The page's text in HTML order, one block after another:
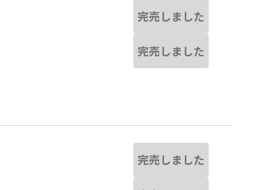
完売しました
完売しました
完売しました